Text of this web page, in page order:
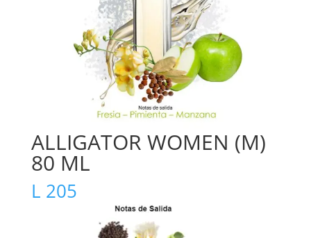
ALLIGATOR WOMEN (M)
80 ML
L 205